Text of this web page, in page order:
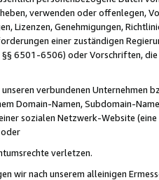
verwenden oder offenlegen,
Lizenzen, Genehmigungen,
einer zuständigen
§§ 6501-6506) oder Vorschriften,
verbundenen Unternehmen
Domain-Namen, Subdomain-
sozialen Netzwerk-Website
verletzen.
wir nach unserem alleinigen